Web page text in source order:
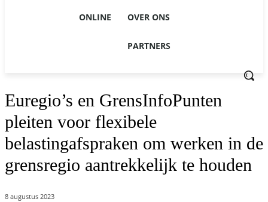
ONLINE OVER ONS
PARTNERS
Euregio’s en GrensInfoPunten
pleiten voor flexibele
belastingafspraken om werken in de
grensregio aantrekkelijk te houden
8 augustus 2023